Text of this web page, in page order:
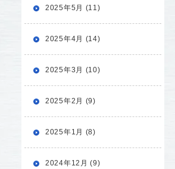
2025年5月 (11)
2025年4月 (14)
2025年3月 (10)
2025年2月 (9)
2025年1月 (8)
2024年12月 (9)